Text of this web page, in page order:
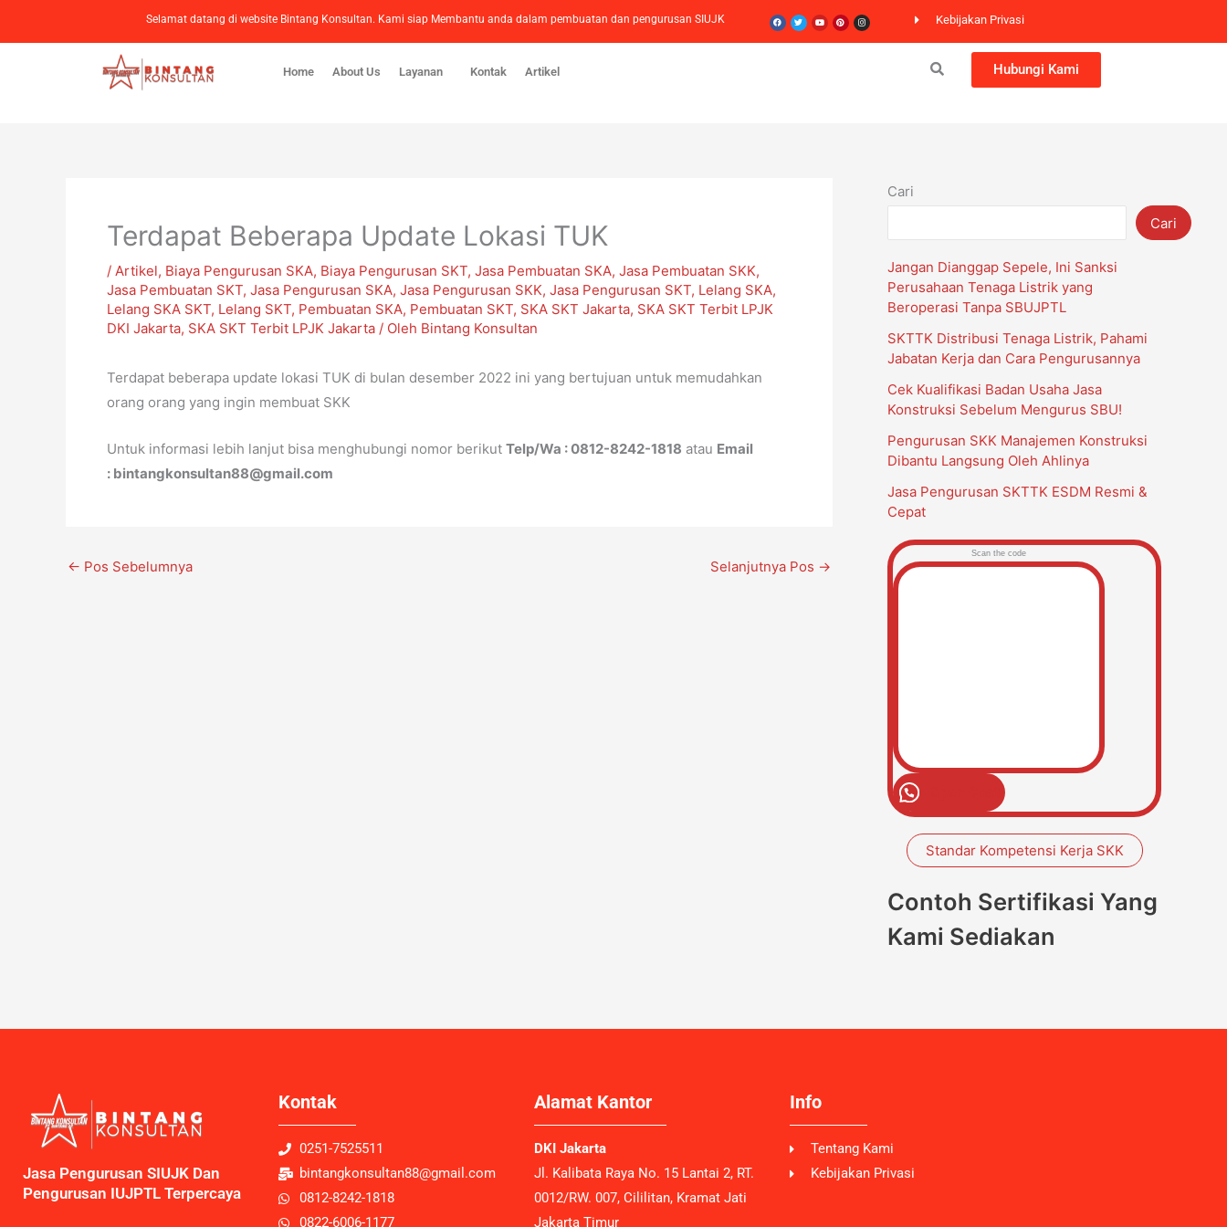
Selamat datang di website Bintang Konsultan. Kami siap Membantu anda dalam pembuatan dan pengurusan SIUJK Kebijakan Privasi
Home About Us Layanan Kontak Artikel Hubungi Kami
Terdapat Beberapa Update Lokasi TUK
/ Artikel, Biaya Pengurusan SKA, Biaya Pengurusan SKT, Jasa Pembuatan SKA, Jasa Pembuatan SKK,
Jasa Pembuatan SKT, Jasa Pengurusan SKA, Jasa Pengurusan SKK, Jasa Pengurusan SKT, Lelang SKA,
Lelang SKA SKT, Lelang SKT, Pembuatan SKA, Pembuatan SKT, SKA SKT Jakarta, SKA SKT Terbit LPJK
DKI Jakarta, SKA SKT Terbit LPJK Jakarta / Oleh Bintang Konsultan
Terdapat beberapa update lokasi TUK di bulan desember 2022 ini yang bertujuan untuk memudahkan
orang orang yang ingin membuat SKK
Untuk informasi lebih lanjut bisa menghubungi nomor berikut Telp/Wa : 0812-8242-1818 atau Email
: bintangkonsultan88@gmail.com
← Pos Sebelumnya Selanjutnya Pos →
Cari
Cari
Jangan Dianggap Sepele, Ini Sanksi
Perusahaan Tenaga Listrik yang
Beroperasi Tanpa SBUJPTL
SKTTK Distribusi Tenaga Listrik, Pahami
Jabatan Kerja dan Cara Pengurusannya
Cek Kualifikasi Badan Usaha Jasa
Konstruksi Sebelum Mengurus SBU!
Pengurusan SKK Manajemen Konstruksi
Dibantu Langsung Oleh Ahlinya
Jasa Pengurusan SKTTK ESDM Resmi &
Cepat
Scan the code
Standar Kompetensi Kerja SKK
Contoh Sertifikasi Yang
Kami Sediakan
Jasa Pengurusan SIUJK Dan
Pengurusan IUJPTL Terpercaya
Kontak
0251-7525511
bintangkonsultan88@gmail.com
0812-8242-1818
0822-6006-1177
Alamat Kantor
DKI Jakarta
Jl. Kalibata Raya No. 15 Lantai 2, RT.
0012/RW. 007, Cililitan, Kramat Jati
Jakarta Timur
Info
Tentang Kami
Kebijakan Privasi